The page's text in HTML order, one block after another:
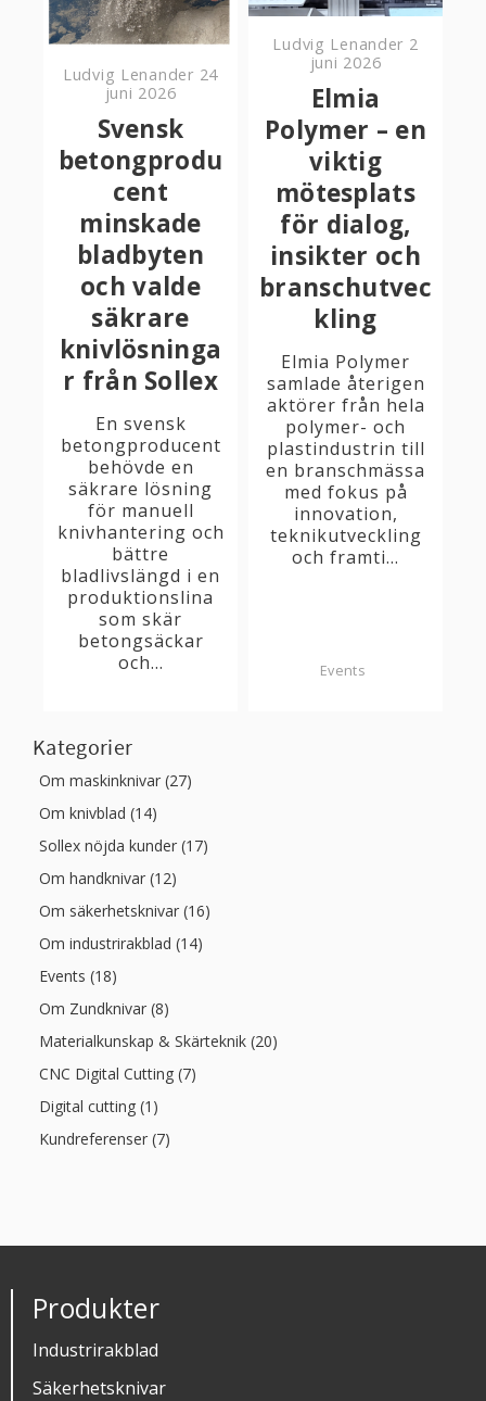
Ludvig Lenander 24
juni 2026
Svensk
betongprodu
cent
minskade
bladbyten
och valde
säkrare
knivlösninga
r från Sollex
En svensk
betongproducent
behövde en
säkrare lösning
för manuell
knivhantering och
bättre
bladlivslängd i en
produktionslina
som skär
betongsäckar
och...
Ludvig Lenander 2
juni 2026
Elmia
Polymer – en
viktig
mötesplats
för dialog,
insikter och
branschutvec
kling
Elmia Polymer
samlade återigen
aktörer från hela
polymer- och
plastindustrin till
en branschmässa
med fokus på
innovation,
teknikutveckling
och framti...
Events
Kategorier
Om maskinknivar (27)
Om knivblad (14)
Sollex nöjda kunder (17)
Om handknivar (12)
Om säkerhetsknivar (16)
Om industrirakblad (14)
Events (18)
Om Zundknivar (8)
Materialkunskap & Skärteknik (20)
CNC Digital Cutting (7)
Digital cutting (1)
Kundreferenser (7)
Produkter
Industrirakblad
Säkerhetsknivar